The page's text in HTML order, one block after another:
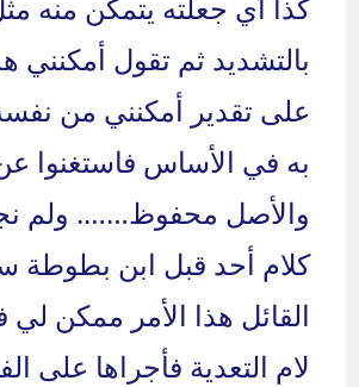
بالتشديد ثم تقول أمكنني
على تقدير أمكنني من
به في الأساس فاستغنوا
والأصل محفوظ……. ولم
كلام أحد قبل ابن بطوطة
القائل هذا الأمر ممكن لي
لام التعدية فأجراها على